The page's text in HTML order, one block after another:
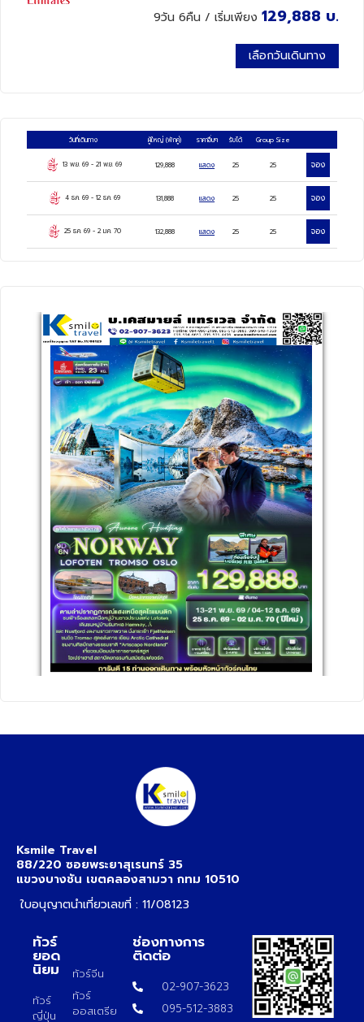
9วัน 6คืน / เริ่มเพียง 129,888 บ.
เลือกวันเดินทาง
วันที่เดินทาง ผู้ใหญ่(พักคู่) ราคาอื่นๆ รับได้ Group Size
13 พ.ย. 69 -21 พ.ย. 69 129,888 แสดง 25 25 จอง
4 ธ.ค. 69- 12 ธ.ค. 69 131,888 แสดง 25 25 จอง
25 ธ.ค. 69- 2 ม.ค. 70 132,888 แสดง 25 25 จอง
Ksmile Travel
88/220 ซอยพระยาสุเรนทร์ 35
แขวงบางชัน เขตคลองสามวา กทม 10510
ใบอนุญาตนำเที่ยวเลขที่ : 11/08123
ทัวร์
ยอด
นิยม
ทัวร์
ญี่ปุ่น
ทัวร์จีน
ทัวร์
ออสเตรีย
ช่องทางการ
ติดต่อ
02-907-3623
095-512-3883
ทัวร์ออสเตรเลีย